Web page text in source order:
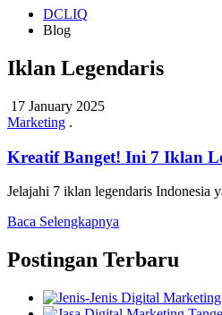
DCLIQ
Blog
Iklan Legendaris
17 January 2025
Marketing .
Kreatif Banget! Ini 7 Iklan
Jelajahi 7 iklan legendaris Indonesia
Baca Selengkapnya
Postingan Terbaru